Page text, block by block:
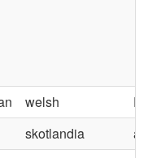
welsh
skotlandia